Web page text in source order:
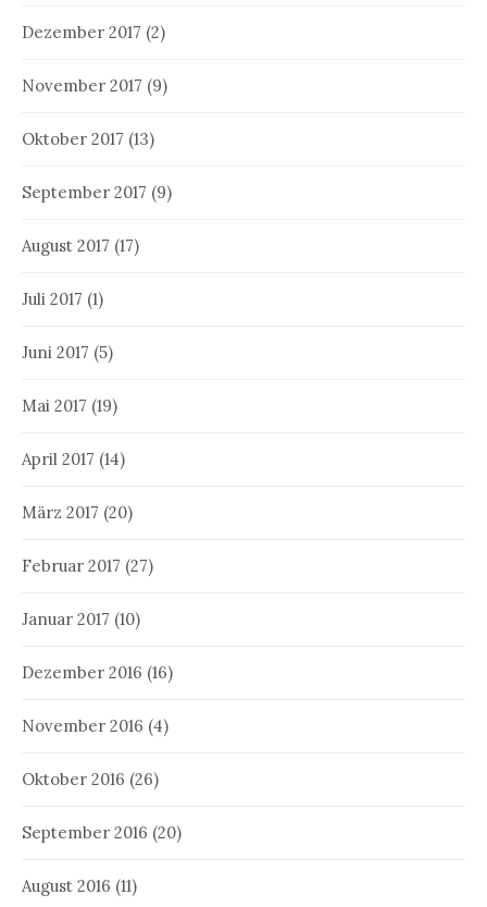
Dezember 2017 (2)
November 2017 (9)
Oktober 2017 (13)
September 2017 (9)
August 2017 (17)
Juli 2017 (1)
Juni 2017 (5)
Mai 2017 (19)
April 2017 (14)
März 2017 (20)
Februar 2017 (27)
Januar 2017 (10)
Dezember 2016 (16)
November 2016 (4)
Oktober 2016 (26)
September 2016 (20)
August 2016 (11)